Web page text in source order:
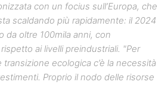
con un focius sull’Europa, che
scaldando più rapidamente: il 2024
da oltre 100mila anni, con
ai livelli preindustriali. "Per
transizione ecologica c’è la necessità
Proprio il nodo delle risorse